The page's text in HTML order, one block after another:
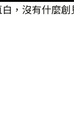
，沒有什麼創